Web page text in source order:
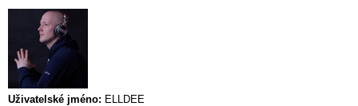
Uživatelské jméno: ELLDEE